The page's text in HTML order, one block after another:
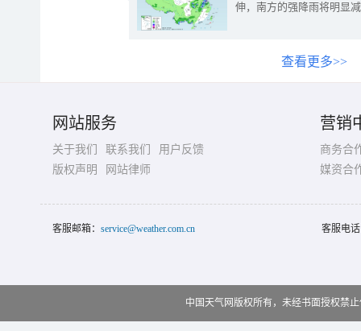
伸，南方的强降雨将明显
查看更多>>
网站服务
关于我们 联系我们
用户反馈
版权声明
网站律师
营销
商务合
媒资合
客服邮箱： service@weather.com.cn 客服电
中国天气网版权所有，未经书面授权